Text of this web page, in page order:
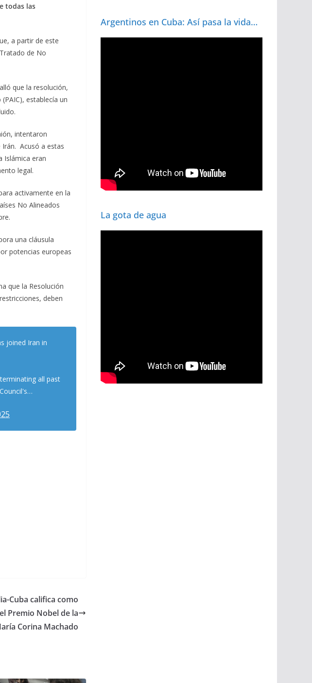
todas las
a partir de este
de No
que la resolución,
establecía un
intentaron
Acusó a estas
Islámica eran
legal.
activamente en la
No Alineados
una cláusula
potencias europeas
que la Resolución
deben
joined Iran in
all past
Cuba califica como
Premio Nobel de la
Corina Machado
Argentinos en Cuba: Así pasa la vida…
La gota de agua